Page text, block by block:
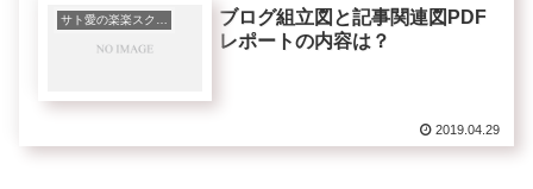
サト愛の楽楽スクール
ブログ組立図と記事関連図PDF
レポートの内容は？
2019.04.29